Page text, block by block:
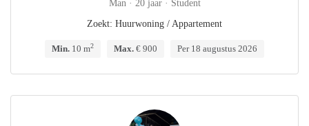
Man · 20 jaar · Student
Zoekt: Huurwoning / Appartement
Min. 10 m2 Max. € 900 Per 18 augustus 2026